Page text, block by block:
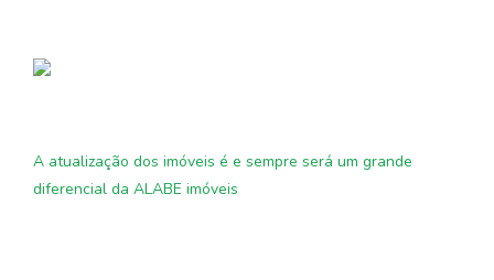
A atualização dos imóveis é e sempre será um grande
diferencial da ALABE imóveis